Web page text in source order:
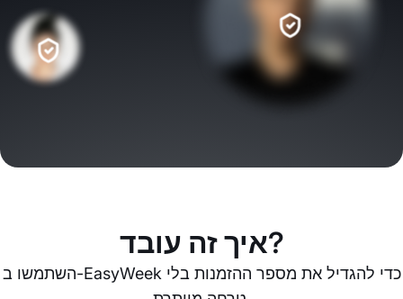
איך זה עובד?
השתמשו ב-EasyWeek כדי להגדיל את מספר ההזמנות בלי